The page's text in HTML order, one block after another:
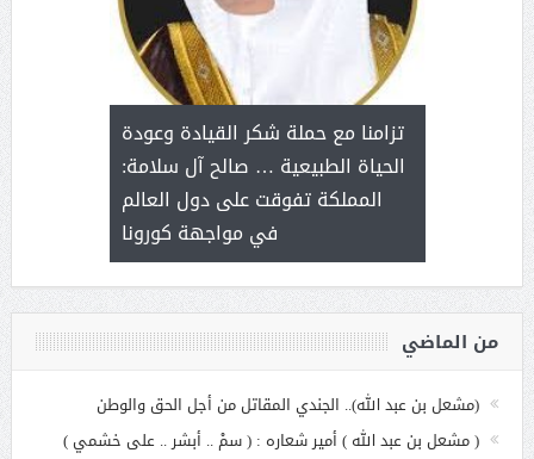
مع
بنت
تزامنا مع حملة شكر القيادة وعودة
الحياة الطبيعية … صالح آل سلامة:
المملكة تفوقت على دول العالم
في مواجهة كورونا
من الماضي
(مشعل بن عبد الله).. الجندي المقاتل من أجل الحق والوطن
( مشعل بن عبد الله ) أمير شعاره : ( سمْ .. أبشر .. على خشمي )